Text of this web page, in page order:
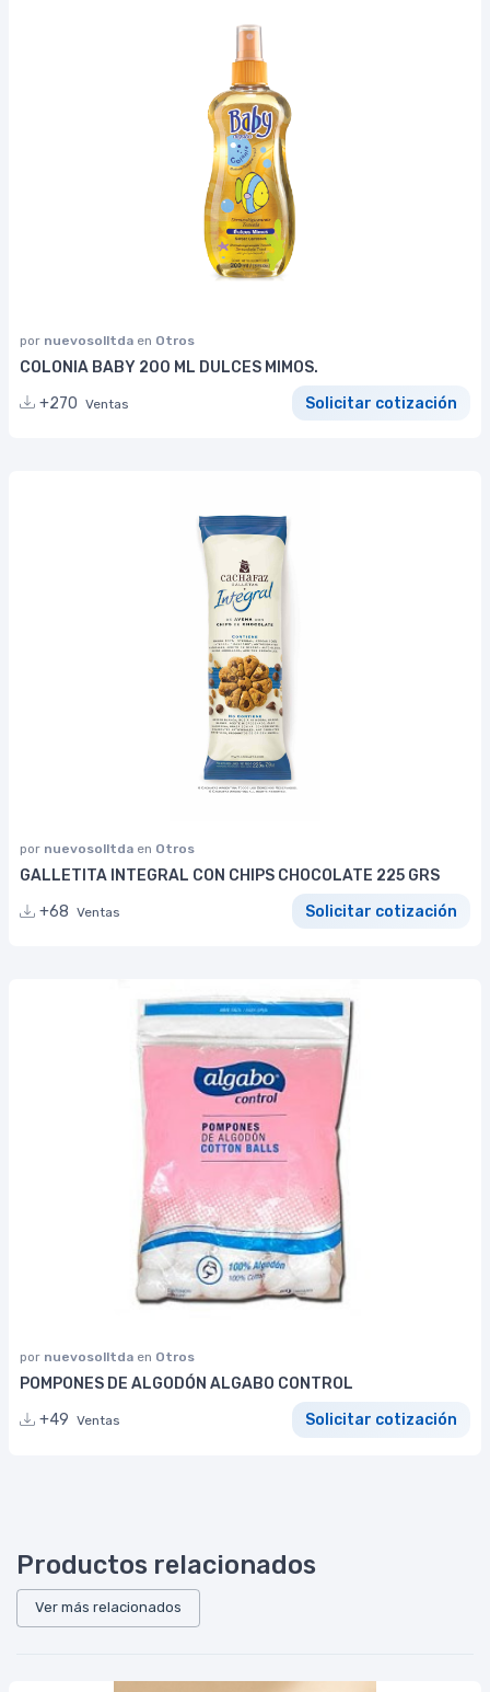
por nuevosolltda en Otros
COLONIA BABY 200 ML DULCES MIMOS.
+270 Ventas Solicitar cotización
por nuevosolltda en Otros
GALLETITA INTEGRAL CON CHIPS CHOCOLATE 225 GRS
+68 Ventas Solicitar cotización
por nuevosolltda en Otros
POMPONES DE ALGODÓN ALGABO CONTROL
+49 Ventas Solicitar cotización
Productos relacionados
Ver más relacionados